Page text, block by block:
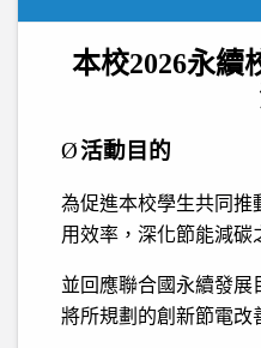
本校2026永續
Ø活動目的
為促進本校學生共同推
用效率，深化節能減碳
並回應聯合國永續發展
將所規劃的創新節電改